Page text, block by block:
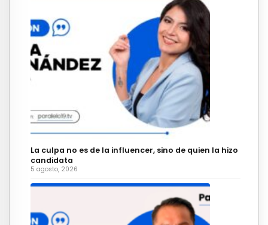
La culpa no es de la influencer, sino de quien la hizo
candidata
5 agosto, 2026